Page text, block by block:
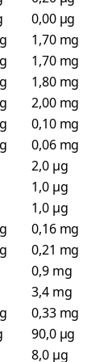
0,00 µg
1,70 mg
1,70 mg
1,80 mg
2,00 mg
0,10 mg
0,06 mg
2,0 µg
1,0 µg
1,0 µg
0,16 mg
0,21 mg
0,9 mg
3,4 mg
0,33 mg
90,0 µg
8,0 µg